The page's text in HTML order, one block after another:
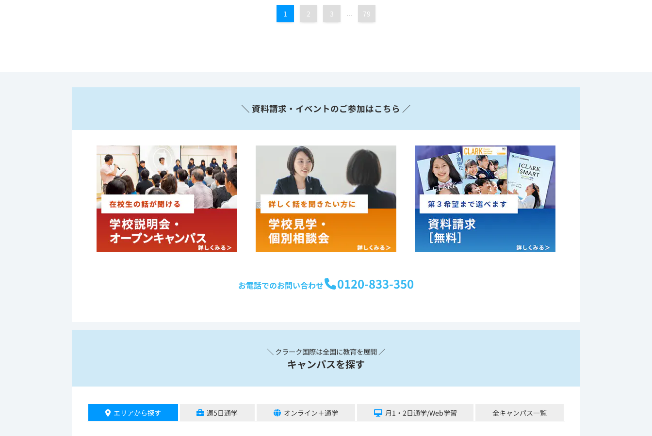
1 2 3 ... 79
＼ 資料請求・イベントのご参加はこちら ／
お電話でのお問い合わせ 0120-833-350
＼ クラーク国際は全国に教育を展開 ／
キャンパスを探す
エリアから探す 週5日通学 オンライン＋通学 月1・2日通学/Web学習 全キャンパス一覧